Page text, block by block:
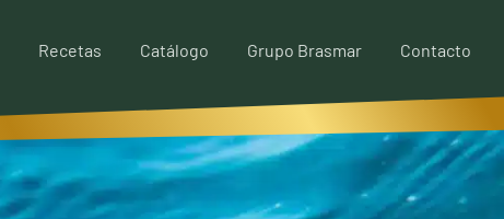
Recetas Catálogo Grupo Brasmar Contacto